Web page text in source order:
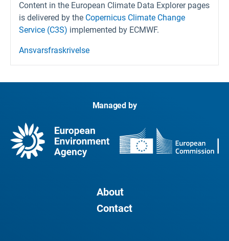
Content in the European Climate Data Explorer pages
is delivered by the Copernicus Climate Change
Service (C3S) implemented by ECMWF.
Ansvarsfraskrivelse
Managed by
About
Contact